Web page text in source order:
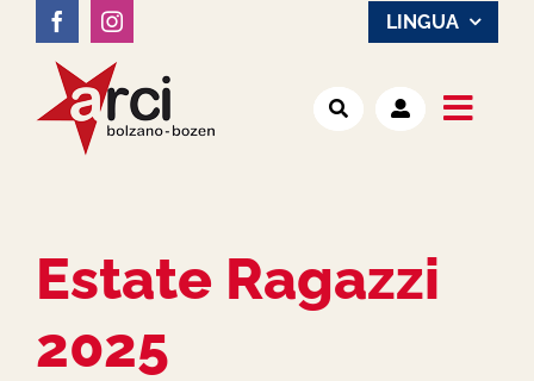
contenuto
LINGUA
Attività
Luoghi
Estate Ragazzi
2025